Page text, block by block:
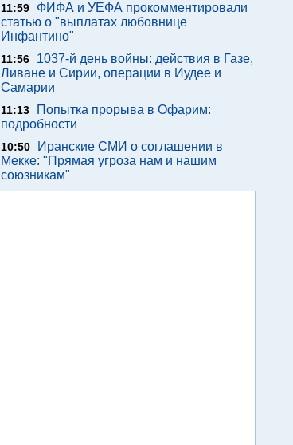
11:59
ФИФА и УЕФА прокомментировали
статью о "выплатах любовнице
Инфантино"
11:56
1037-й день войны: действия в Газе,
Ливане и Сирии, операции в Иудее и
Самарии
11:13
Попытка прорыва в Офарим:
подробности
10:50
Иранские СМИ о соглашении в
Мекке: "Прямая угроза нам и нашим
союзникам"